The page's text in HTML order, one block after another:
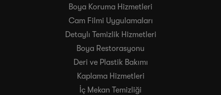
Boya Koruma Hizmetleri
Cam Filmi Uygulamaları
Detaylı Temizlik Hizmetleri
Boya Restorasyonu
Deri ve Plastik Bakımı
Kaplama Hizmetleri
İç Mekan Temizliği